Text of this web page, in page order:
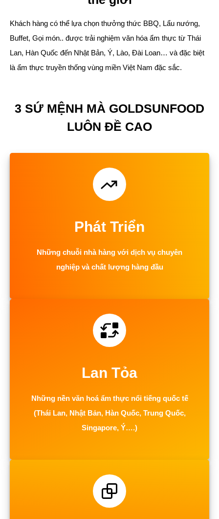
Khách hàng có thể lựa chọn thưởng thức BBQ, Lẩu nướng,
Buffet, Gọi món.. được trải nghiệm văn hóa ẩm thực từ Thái
Lan, Hàn Quốc đến Nhật Bản, Ý, Lào, Đài Loan… và đặc biệt
là ẩm thực truyền thống vùng miền Việt Nam đặc sắc.
3 SỨ MỆNH MÀ GOLDSUNFOOD
LUÔN ĐỀ CAO
Phát Triển
Những chuỗi nhà hàng với dịch vụ chuyên
nghiệp và chất lượng hàng đầu
Lan Tỏa
Những nền văn hoá ẩm thực nổi tiếng quốc tế
(Thái Lan, Nhật Bản, Hàn Quốc, Trung Quốc,
Singapore, Ý….)